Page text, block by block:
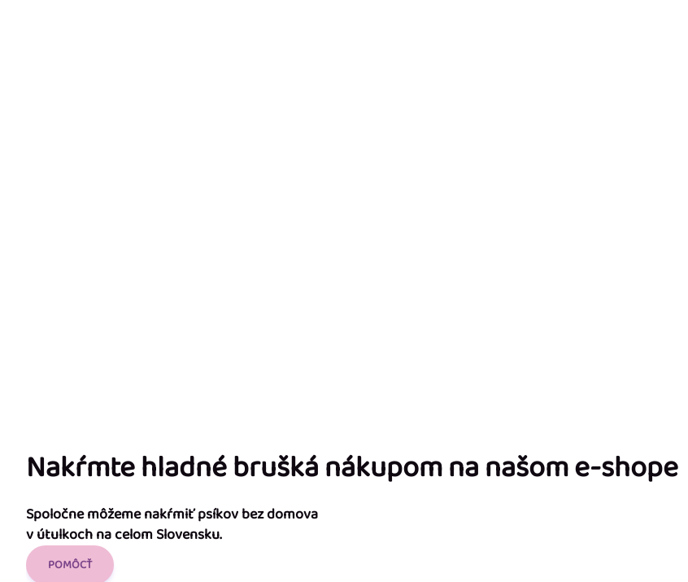
Nakŕmte hladné brušká nákupom na našom e-shope
Spoločne môžeme nakŕmiť psíkov bez domova
v útulkoch na celom Slovensku.
POMÔCŤ